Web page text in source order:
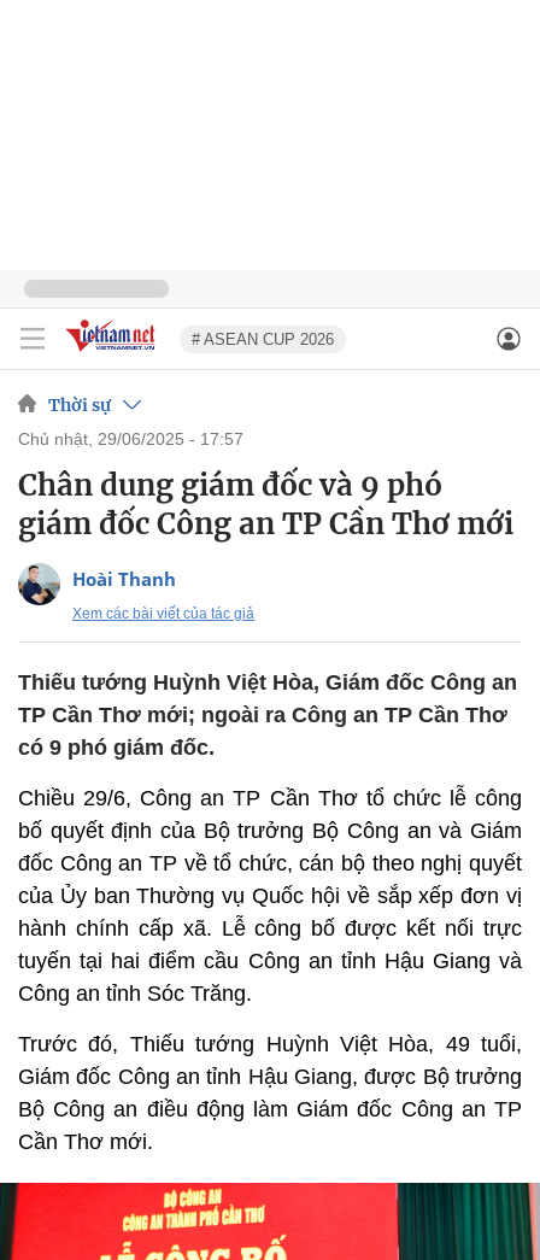
# ASEAN CUP 2026
Thời sự
chủ nhật, 29/06/2025 - 17:57
Chân dung giám đốc và 9 phó
giám đốc Công an TP Cần Thơ mới
Hoài Thanh
Xem các bài viết của tác giả
Thiếu tướng Huỳnh Việt Hòa, Giám đốc Công an
TP Cần Thơ mới; ngoài ra Công an TP Cần Thơ
có 9 phó giám đốc.
Chiều 29/6, Công an TP Cần Thơ tổ chức lễ công
bố quyết định của Bộ trưởng Bộ Công an và Giám
đốc Công an TP về tổ chức, cán bộ theo nghị quyết
của Ủy ban Thường vụ Quốc hội về sắp xếp đơn vị
hành chính cấp xã. Lễ công bố được kết nối trực
tuyến tại hai điểm cầu Công an tỉnh Hậu Giang và
Công an tỉnh Sóc Trăng.
Trước đó, Thiếu tướng Huỳnh Việt Hòa, 49 tuổi,
Giám đốc Công an tỉnh Hậu Giang, được Bộ trưởng
Bộ Công an điều động làm Giám đốc Công an TP
Cần Thơ mới.